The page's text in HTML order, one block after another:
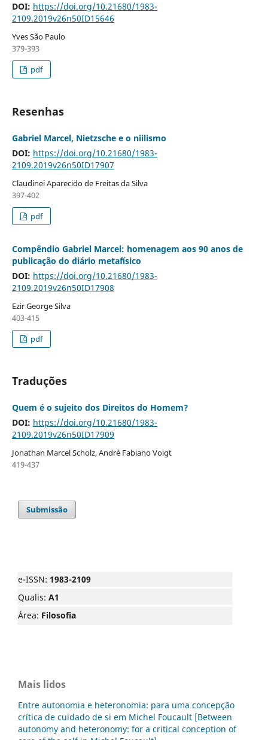
DOI: https://doi.org/10.21680/1983-
2109.2019v26n50ID15646
Yves São Paulo
379-393
pdf
Resenhas
Gabriel Marcel, Nietzsche e o niilismo
DOI: https://doi.org/10.21680/1983-
2109.2019v26n50ID17907
Claudinei Aparecido de Freitas da Silva
397-402
pdf
Compêndio Gabriel Marcel: homenagem aos 90 anos de
publicação do diário metafísico
DOI: https://doi.org/10.21680/1983-
2109.2019v26n50ID17908
Ezir George Silva
403-415
pdf
Traduções
Quem é o sujeito dos Direitos do Homem?
DOI: https://doi.org/10.21680/1983-
2109.2019v26n50ID17909
Jonathan Marcel Scholz, André Fabiano Voigt
419-437
Submissão
e-ISSN: 1983-2109
Qualis: A1
Área: Filosofia
Mais lidos
Entre autonomia e heteronomia: para uma concepção
crítica de cuidado de si em Michel Foucault [Between
autonomy and heteronomy: for a critical conception of